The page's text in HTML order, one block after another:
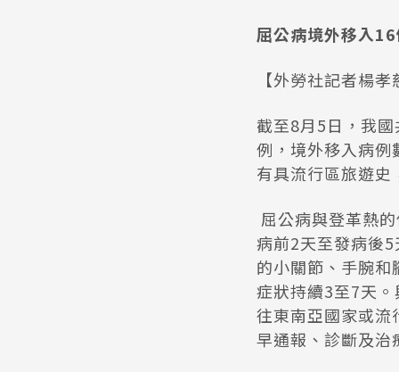
屈公病境外移入
【外勞社記者楊
截至8月5日，我
例，境外移入病
有具流行區旅遊
屈公病與登革熱
病前2天至發病後
的小關節、手腕
症狀持續3至7天
往東南亞國家或
早通報、診斷及治